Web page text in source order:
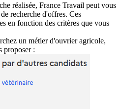
réalisée, France Travail peut vous
recherche d'offres. Ces
en fonction des critères que vous
un métier d'ouvrier agricole,
proposer :